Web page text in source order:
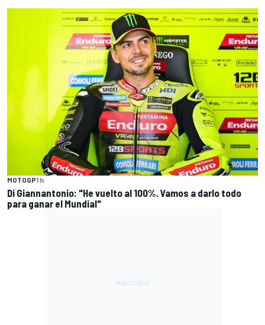
MOTOGP1 h
Di Giannantonio: "He vuelto al 100%. Vamos a darlo todo
para ganar el Mundial"